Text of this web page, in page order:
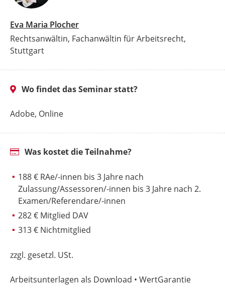
Eva Maria Plocher
Rechtsanwältin, Fachanwältin für Arbeitsrecht,
Stuttgart
Wo findet das Seminar statt?
Adobe, Online
Was kostet die Teilnahme?
188 € RAe/-innen bis 3 Jahre nach
Zulassung/Assessoren/-innen bis 3 Jahre nach 2.
Examen/Referendare/-innen
282 € Mitglied DAV
313 € Nichtmitglied
zzgl. gesetzl. USt.
Arbeitsunterlagen als Download • WertGarantie